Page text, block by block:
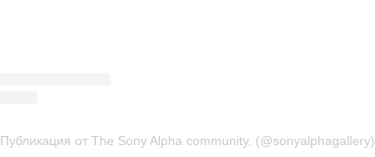
Публикация от The Sony Alpha community. (@sonyalphagallery)